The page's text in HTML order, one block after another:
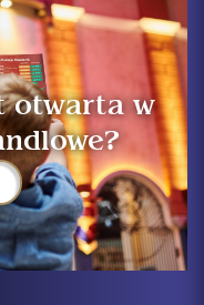
otwarta w